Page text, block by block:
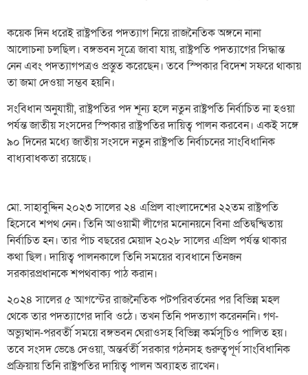
কয়েক দিন ধরেই রাষ্ট্রপতির পদত্যাগ নিয়ে রাজনৈতিক অঙ্গনে নানা
আলোচনা চলছিল। বঙ্গভবন সূত্রে জাবা যায়, রাষ্ট্রপতি পদত্যাগের সিদ্ধান্ত
নেন এবং পদত্যাগপত্রও প্রস্তুত করেছেন। তবে স্পিকার বিদেশ সফরে থাকায়
তা জমা দেওয়া সম্ভব হয়নি।
সংবিধান অনুযায়ী, রাষ্ট্রপতির পদ শূন্য হলে নতুন রাষ্ট্রপতি নির্বাচিত না হওয়া
পর্যন্ত জাতীয় সংসদের স্পিকার রাষ্ট্রপতির দায়িত্ব পালন করবেন। একই সঙ্গে
৯০ দিনের মধ্যে জাতীয় সংসদে নতুন রাষ্ট্রপতি নির্বাচনের সাংবিধানিক
বাধ্যবাধকতা রয়েছে।
মো. সাহাবুদ্দিন ২০২৩ সালের ২৪ এপ্রিল বাংলাদেশের ২২তম রাষ্ট্রপতি
হিসেবে শপথ নেন। তিনি আওয়ামী লীগের মনোনয়নে বিনা প্রতিদ্বন্দ্বিতায়
নির্বাচিত হন। তার পাঁচ বছরের মেয়াদ ২০২৮ সালের এপ্রিল পর্যন্ত থাকার
কথা ছিল। দায়িত্ব পালনকালে তিনি সময়ের ব্যবধানে তিনজন
সরকারপ্রধানকে শপথবাক্য পাঠ করান।
২০২৪ সালের ৫ আগস্টের রাজনৈতিক পটপরিবর্তনের পর বিভিন্ন মহল
থেকে তার পদত্যাগের দাবি ওঠে। তখন তিনি পদত্যাগ করেনননি। গণ-
অভ্যুত্থান-পরবর্তী সময়ে বঙ্গভবন ঘেরাওসহ বিভিন্ন কর্মসূচিও পালিত হয়।
তবে সংসদ ভেঙে দেওয়া, অন্তর্বর্তী সরকার গঠনসহ গুরুত্বপূর্ণ সাংবিধানিক
প্রক্রিয়ায় তিনি রাষ্ট্রপতির দায়িত্ব পালন অব্যাহত রাখেন।